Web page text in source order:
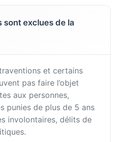
sont exclues de la
et certains
pas faire l’objet
aux personnes,
punies de plus de 5 ans
involontaires, délits de